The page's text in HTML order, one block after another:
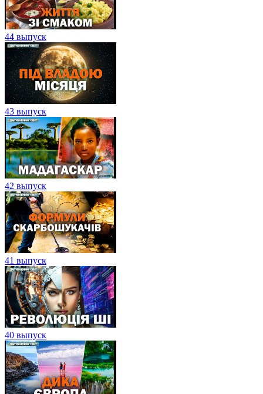
44 выпуск
43 выпуск
42 выпуск
41 выпуск
40 выпуск